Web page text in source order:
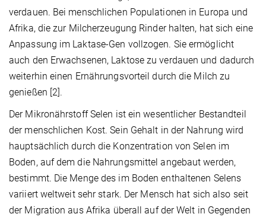
verdauen. Bei menschlichen Populationen in Europa und
Afrika, die zur Milcherzeugung Rinder halten, hat sich eine
Anpassung im Laktase-Gen vollzogen. Sie ermöglicht
auch den Erwachsenen, Laktose zu verdauen und dadurch
weiterhin einen Ernährungsvorteil durch die Milch zu
genießen [2].
Der Mikronährstoff Selen ist ein wesentlicher Bestandteil
der menschlichen Kost. Sein Gehalt in der Nahrung wird
hauptsächlich durch die Konzentration von Selen im
Boden, auf dem die Nahrungsmittel angebaut werden,
bestimmt. Die Menge des im Boden enthaltenen Selens
variiert weltweit sehr stark. Der Mensch hat sich also seit
der Migration aus Afrika überall auf der Welt in Gegenden